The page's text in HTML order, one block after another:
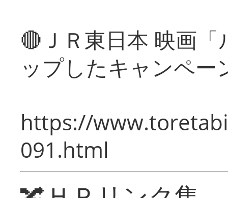
🔴ＪＲ東日本 映画
ップしたキャンペー
https://
091.html